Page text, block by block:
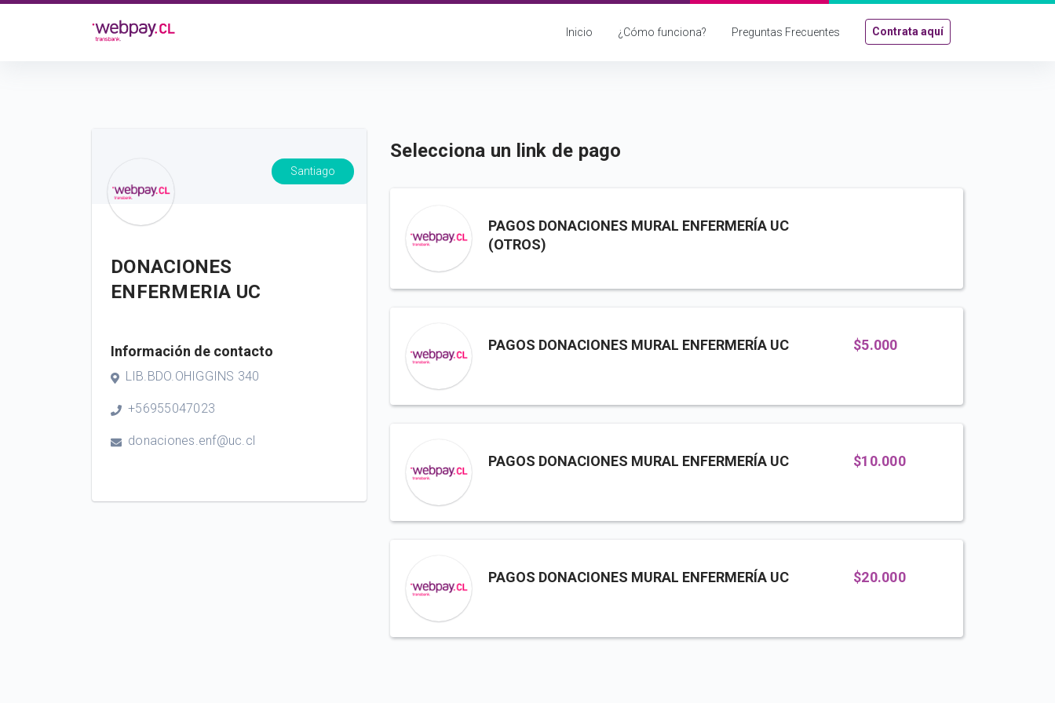
Inicio ¿Cómo funciona? Preguntas Frecuentes Contrata aquí
Santiago
DONACIONES
ENFERMERIA UC
Información de contacto
LIB.BDO.OHIGGINS 340
+56955047023
donaciones.enf@uc.cl
Selecciona un link de pago
PAGOS DONACIONES MURAL ENFERMERÍA UC
(OTROS)
PAGOS DONACIONES MURAL ENFERMERÍA UC $5.000
PAGOS DONACIONES MURAL ENFERMERÍA UC $10.000
PAGOS DONACIONES MURAL ENFERMERÍA UC $20.000